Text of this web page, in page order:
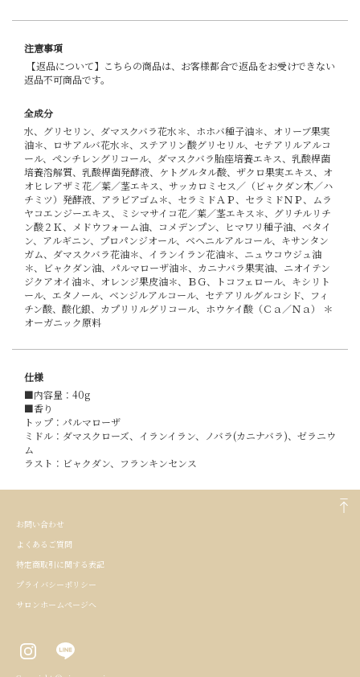
注意事項
【返品について】こちらの商品は、お客様都合で返品をお受けできない
返品不可商品です。
全成分
水、グリセリン、ダマスクバラ花水＊、ホホバ種子油＊、オリーブ果実
油＊、ロサアルバ花水＊、ステアリン酸グリセリル、セテアリルアルコ
ール、ペンチレングリコール、ダマスクバラ胎座培養エキス、乳酸桿菌
培養溶解質、乳酸桿菌発酵液、ケトグルタル酸、ザクロ果実エキス、オ
オヒレアザミ花／葉／茎エキス、サッカロミセス／（ビャクダン木／ハ
チミツ）発酵液、アラビアゴム＊、セラミドＡＰ、セラミドＮＰ、ムラ
ヤコエンジーエキス、ミシマサイコ花／葉／茎エキス＊、グリチルリチ
ン酸２Ｋ、メドウフォーム油、コメデンプン、ヒマワリ種子油、ベタイ
ン、アルギニン、プロパンジオール、ベヘニルアルコール、キサンタン
ガム、ダマスクバラ花油＊、イランイラン花油＊、ニュウコウジュ油
＊、ビャクダン油、パルマローザ油＊、カニナバラ果実油、ニオイテン
ジクアオイ油＊、オレンジ果皮油＊、ＢＧ、トコフェロール、キシリト
ール、エタノール、ベンジルアルコール、セテアリルグルコシド、フィ
チン酸、酸化銀、カプリリルグリコール、ホウケイ酸（Ｃａ／Ｎａ） ＊
オーガニック原料
仕様
■内容量：40g
■香り
トップ：パルマローザ
ミドル：ダマスクローズ、イランイラン、ノバラ(カニナバラ)、ゼラニウ
ム
ラスト：ビャクダン、フランキンセンス
お問い合わせ
よくあるご質問
特定商取引に関する表記
プライバシーポリシー
サロンホームページへ